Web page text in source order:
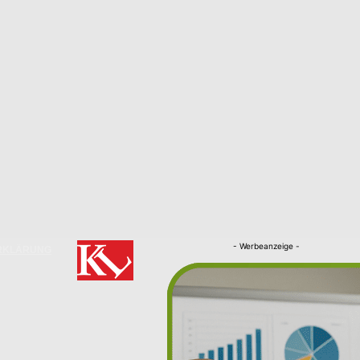
Kaiserslautern
- Werbeanzeige -